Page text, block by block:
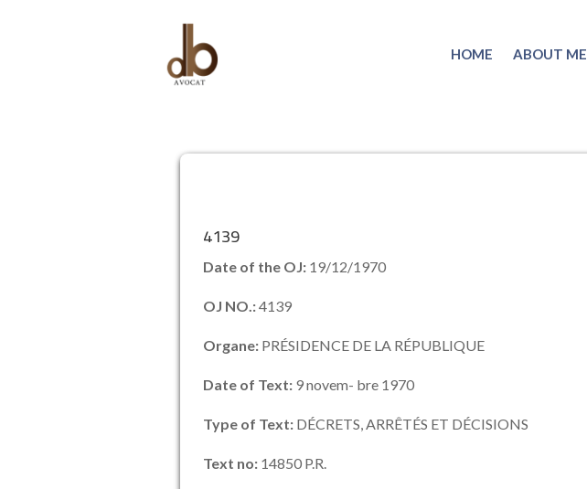
HOME ABOUT ME
4139
Date of the OJ: 19/12/1970
OJ NO.:4139
Organe: PRÉSIDENCE DE LA RÉPUBLIQUE
Date of Text: 9 novem- bre 1970
Type of Text: DÉCRETS, ARRÊTÉS ET DÉCISIONS
Text no: 14850 P.R.